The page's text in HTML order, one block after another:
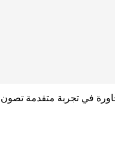
في تجربة متقدمة تصون